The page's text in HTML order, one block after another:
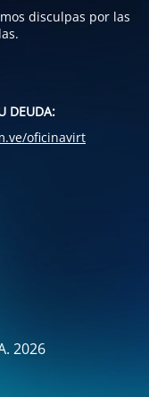
disculpas por las
DEUDA:
oficinavirt
2026